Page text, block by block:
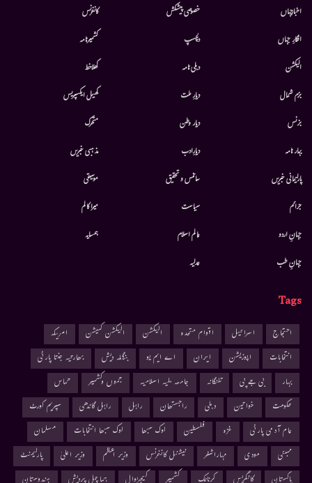
اخبارجہاں
افکارِ جہاں
الیکشن
بزم شمال
بزنس
بہار نامہ
پارلیمانی خبریں
جرائم
جہانِ اردو
جہانِ طب
خصوصی پیشکش
دلچسپ
دہلی نامہ
دیارِ ملت
دیار وطن
دیارِادب
سائنس و تحقیق
سیاست
عالم اسلام
عدلیہ
کانفرنس
کشمیرنامہ
کھلاخط
کھیل ایکسپریس
متحرك
مذہبی خبریں
موسيقى
میرا کالم
ہمسایہ
Tags
احتجاج اسرائیل اقوام متحدہ الیکشن الیکشن کمیشن
امریکہ
انتخابات
اپوزیشن ایران اے ایم یو بنگلہ دیش
بھارتیہ جنتا پارٹی
بہار
بی جے پی تلنگانہ جامعہ ملیہ اسلامیہ جموں وکشمیر
حماس
حکومت
خواتین دہلی راجستھان راہل راہل گاندھی
سپریم کورٹ
عام آدمی پارٹی
غزہ فلسطین لوک سبھا لوک سبھا انتخابات
مسلمان
ممبئی
مودی مہاراشٹر نیشنل کانفرنس وزیر اعظم وزیر اعلیٰ
پارلیمنٹ